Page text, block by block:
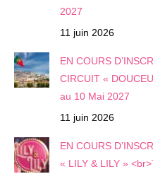
2027
11 juin 2026
EN COURS
CIRCUIT «
au 10 Mai 2027
11 juin 2026
EN COURS
« LILY & LILY »